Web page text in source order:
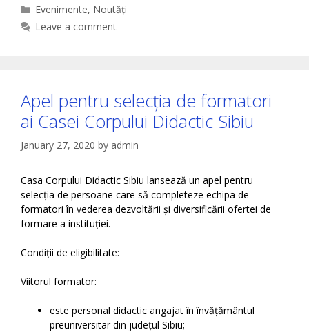
Categories
Evenimente, Noutăți
Leave a comment
Apel pentru selecția de formatori
ai Casei Corpului Didactic Sibiu
January 27, 2020 by admin
Casa Corpului Didactic Sibiu lansează un apel pentru
selecția de persoane care să completeze echipa de
formatori în vederea dezvoltării și diversificării ofertei de
formare a instituției.
Condiții de eligibilitate:
Viitorul formator:
este personal didactic angajat în învățământul
preuniversitar din județul Sibiu;